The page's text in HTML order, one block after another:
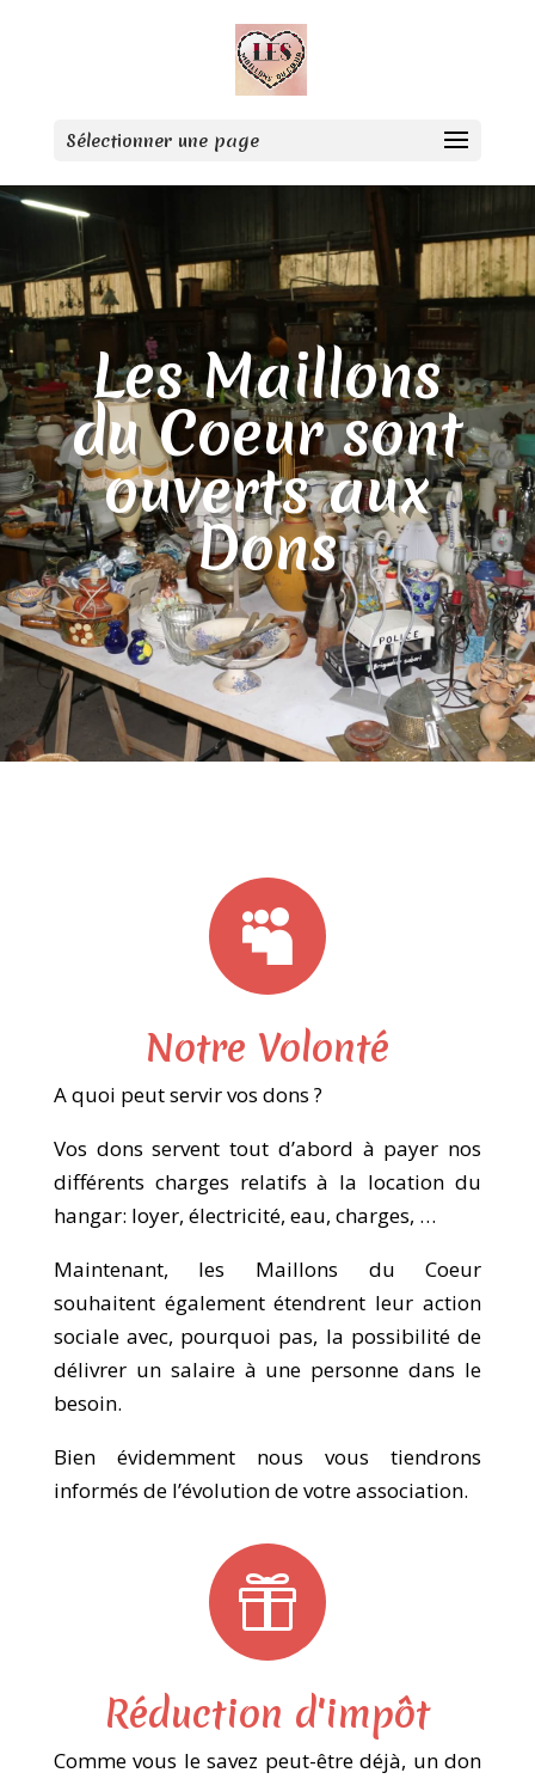
Sélectionner une page
Les Maillons
du Coeur sont
ouverts aux
Dons

Notre Volonté
A quoi peut servir vos dons ?
Vos dons servent tout d’abord à payer nos
différents charges relatifs à la location du
hangar: loyer, électricité, eau, charges, …
Maintenant, les Maillons du Coeur
souhaitent également étendrent leur action
sociale avec, pourquoi pas, la possibilité de
délivrer un salaire à une personne dans le
besoin.
Bien évidemment nous vous tiendrons
informés de l’évolution de votre association.

Réduction d'impôt
Comme vous le savez peut-être déjà, un don